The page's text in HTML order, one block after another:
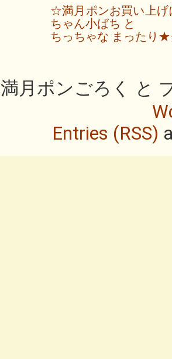
☆満月ポンお買い上げ
ちゃん小ばち と
ちっちゃな まったり
満月ポンごろく と
Entries (RSS)